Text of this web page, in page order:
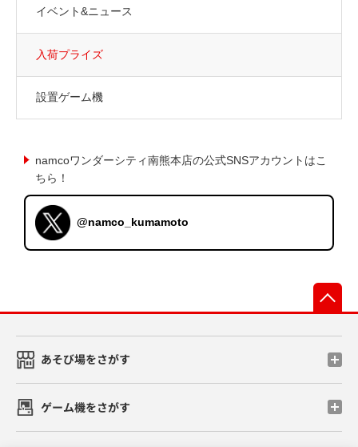
イベント&ニュース
入荷プライズ
設置ゲーム機
namcoワンダーシティ南熊本店の公式SNSアカウントはこ
ちら！
@namco_kumamoto
あそび場をさがす
ゲーム機をさがす